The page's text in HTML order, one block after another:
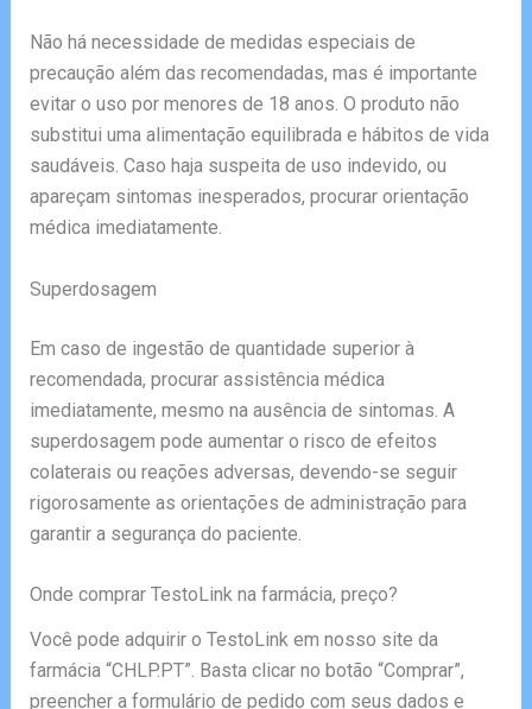
Não há necessidade de medidas especiais de
precaução além das recomendadas, mas é importante
evitar o uso por menores de 18 anos. O produto não
substitui uma alimentação equilibrada e hábitos de vida
saudáveis. Caso haja suspeita de uso indevido, ou
apareçam sintomas inesperados, procurar orientação
médica imediatamente.
Superdosagem
Em caso de ingestão de quantidade superior à
recomendada, procurar assistência médica
imediatamente, mesmo na ausência de sintomas. A
superdosagem pode aumentar o risco de efeitos
colaterais ou reações adversas, devendo-se seguir
rigorosamente as orientações de administração para
garantir a segurança do paciente.
Onde comprar TestoLink na farmácia, preço?
Você pode adquirir o TestoLink em nosso site da
farmácia “CHLP.PT”. Basta clicar no botão “Comprar”,
preencher a formulário de pedido com seus dados e